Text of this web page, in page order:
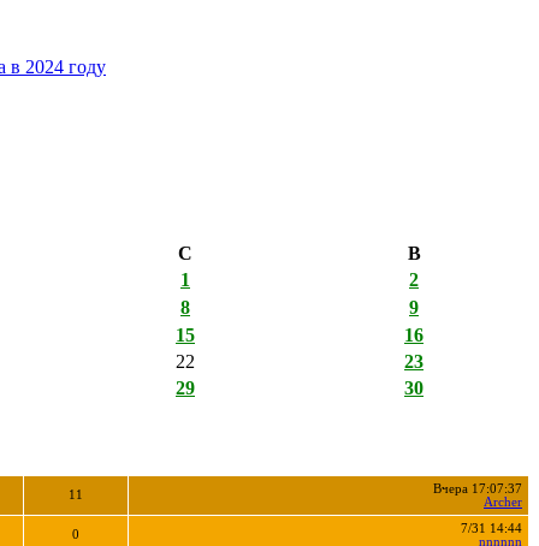
2024 году
С
В
1
2
8
9
15
16
22
23
29
30
11
Вчера 17:07:37
Archer
0
7/31 14:44
nnnnnn